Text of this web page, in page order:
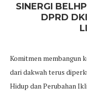
SINERGI
DPRD
Komitmen membangun
dari dakwah terus
Hidup dan Perubahan